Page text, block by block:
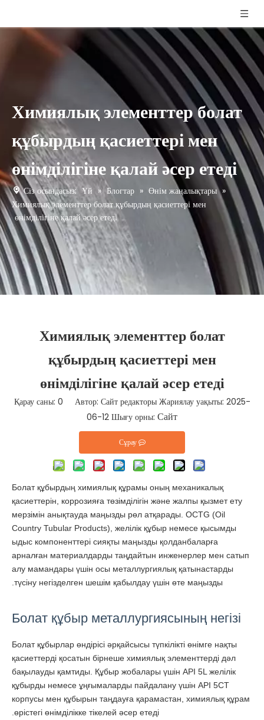
Химиялық элементтер болат
құбырдың қасиеттері мен
өнімділігіне қалай әсер етеді
Сіз осындасыз: Үй » Блогтар » Өнім жаңалықтары »
Химиялық элементтер болат құбырдың қасиеттері мен
өнімділігіне қалай әсер етеді
Химиялық элементтер болат
құбырдың қасиеттері мен
өнімділігіне қалай әсер етеді
Қарау саны: 0 Автор: Сайт редакторы Жариялау уақыты: 2025-
06-12 Шығу орны: Сайт
Сұрау
Болат құбырдың химиялық құрамы оның механикалық
қасиеттерін, коррозияға төзімділігін және жалпы қызмет ету
мерзімін анықтауда маңызды рөл атқарады. OCTG (Oil
Country Tubular Products), желілік құбыр немесе қысымды
ыдыс компоненттері сияқты маңызды қолданбаларға
арналған материалдарды таңдайтын инженерлер мен сатып
алу мамандары үшін осы металлургиялық қатынастарды
түсіну негізделген шешім қабылдау үшін өте маңызды.
Болат құбыр металлургиясының негізі
Болат құбырлар өндірісі әрқайсысы түпкілікті өнімге нақты
қасиеттерді қосатын бірнеше химиялық элементтерді дәл
бақылауды қамтиды. Құбыр жобалары үшін API 5L желілік
құбырды немесе ұңғымаларды пайдалану үшін API 5CT
корпусы мен құбырын таңдауға қарамастан, химиялық құрам
өрістегі өнімділікке тікелей әсер етеді.